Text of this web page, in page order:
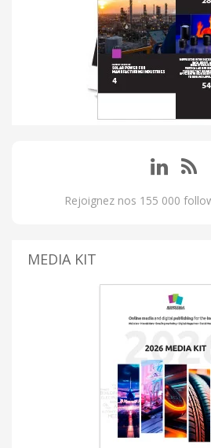
Rejoignez nos 155 000
MEDIA KIT